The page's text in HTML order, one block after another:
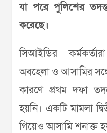
যা পরে পুলিশের
করেছে।
সিআইডির
অবহেলা ও আসামির
কারণে প্রথম দফা
হয়নি। একটি মামলা
গিয়েও আসামি শনাক্ত